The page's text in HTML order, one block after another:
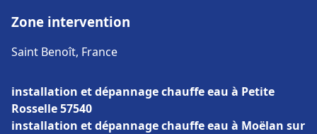
Zone intervention
Saint Benoît, France
installation et dépannage chauffe eau à Petite
Rosselle 57540
installation et dépannage chauffe eau à Moëlan sur